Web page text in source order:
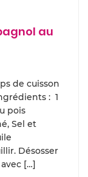
au
de cuisson
: 1
pois
Sel et
Désosser
[…]